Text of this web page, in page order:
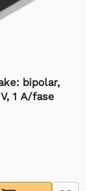
bipolar,
1 A/fase